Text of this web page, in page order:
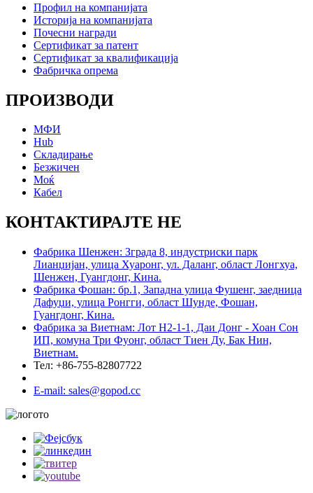
Профил на компанијата
Историја на компанијата
Почесни награди
Сертификат за патент
Сертификат за квалификација
Фабричка опрема
ПРОИЗВОДИ
МФИ
Hub
Складирање
Безжичен
Моќ
Кабел
КОНТАКТИРАЈТЕ НЕ
Фабрика Шенжен: Зграда 8, индустриски парк
Лианџијан, улица Хуаронг, ул. Даланг, област Лонгхуа,
Шенжен, Гуангдонг, Кина.
Фабрика Фошан: бр.1, Западна улица Фушенг, заедница
Дафуџи, улица Ронгги, област Шунде, Фошан,
Гуангдонг, Кина.
Фабрика за Виетнам: Лот H2-1-1, Даи Донг - Хоан Сон
ИП, комуна Три Фуонг, област Тиен Ду, Бак Нин,
Виетнам.
Тел: +86-755-82807722
E-mail: sales@gopod.cc